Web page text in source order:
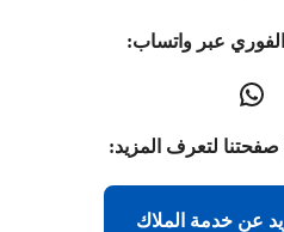
عبر واتساب:
صفحتنا لتعرف المزيد:
عن خدمة الملاك